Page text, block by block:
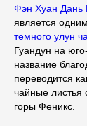
Фэн Хуан Дань
является
темного улун
Гуандун на
название
переводится
чайные листья
горы Феникс.